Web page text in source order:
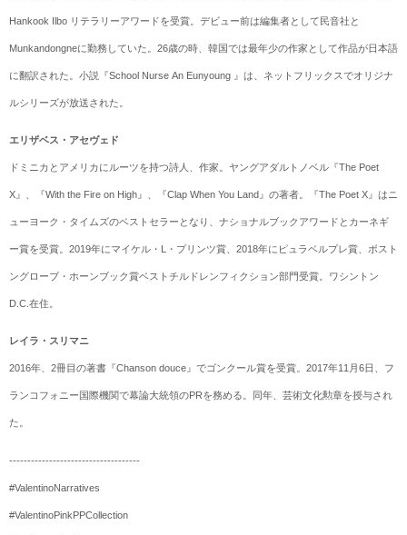
Hankook Ilbo リテラリーアワードを受賞。デビュー前は編集者として民音社と
Munkandongneに勤務していた。26歳の時、韓国では最年少の作家として作品が日本語
に翻訳された。小説『School Nurse An Eunyoung 』は、ネットフリックスでオリジナ
ルシリーズが放送された。
エリザベス・アセヴェド
ドミニカとアメリカにルーツを持つ詩人、作家。ヤングアダルトノベル『The Poet
X』、『With the Fire on High』、『Clap When You Land』の著者。『The Poet X』はニ
ューヨーク・タイムズのベストセラーとなり、ナショナルブックアワードとカーネギ
ー賞を受賞。2019年にマイケル・L・プリンツ賞、2018年にピュラベルプレ賞、ボスト
ングローブ・ホーンブック賞ベストチルドレンフィクション部門受賞。ワシントン
D.C.在住。
レイラ・スリマニ
2016年、2冊目の著書『Chanson douce』でゴンクール賞を受賞。2017年11月6日、フ
ランコフォニー国際機関で幕論大統領のPRを務める。同年、芸術文化勲章を授与され
た。
------------------------------------
#ValentinoNarratives
#ValentinoPinkPPCollection